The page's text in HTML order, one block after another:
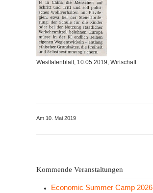
Westfalenblatt, 10.05.2019, Wirtschaft
Am 10. Mai 2019
Kommende Veranstaltungen
Economic Summer Camp 2026